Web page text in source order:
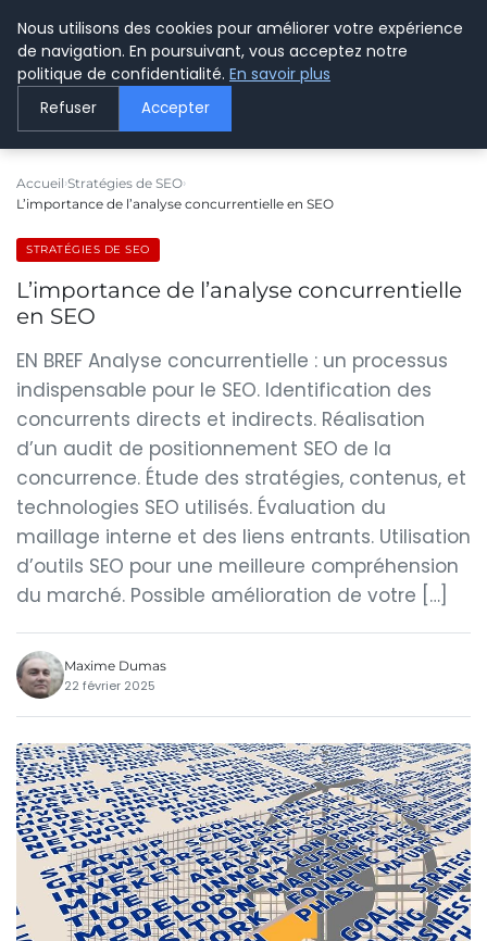
LE WEBMARKETING
Accueil Stratégies de SEO
L’importance de l’analyse concurrentielle en SEO
STRATÉGIES DE SEO
L’importance de l’analyse concurrentielle
en SEO
EN BREF Analyse concurrentielle : un processus
indispensable pour le SEO. Identification des
concurrents directs et indirects. Réalisation
d’un audit de positionnement SEO de la
concurrence. Étude des stratégies, contenus, et
technologies SEO utilisés. Évaluation du
maillage interne et des liens entrants. Utilisation
d’outils SEO pour une meilleure compréhension
du marché. Possible amélioration de votre […]
Maxime Dumas
22 février 2025
Nous utilisons des cookies pour améliorer votre expérience
de navigation. En poursuivant, vous acceptez notre
politique de confidentialité. En savoir plus
Refuser Accepter